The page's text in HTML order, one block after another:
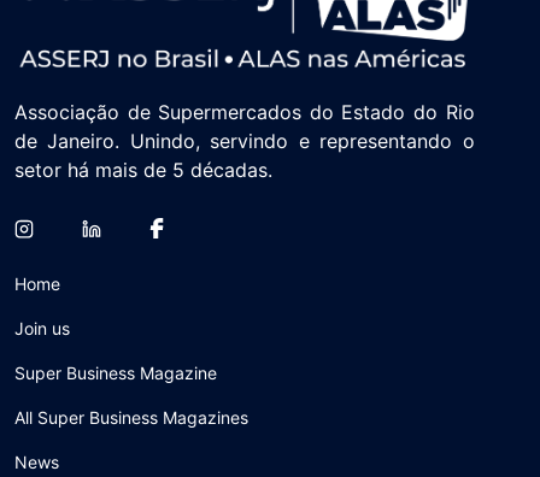
Associação de Supermercados do Estado do Rio
de Janeiro. Unindo, servindo e representando o
setor há mais de 5 décadas.
Home
Join us
Super Business Magazine
All Super Business Magazines
News